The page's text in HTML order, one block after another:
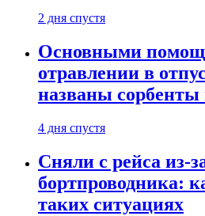
2 дня спустя
Основными
отравлении в
названы сорбенты
4 дня спустя
Сняли с рейса из-
бортпроводника:
таких ситуациях